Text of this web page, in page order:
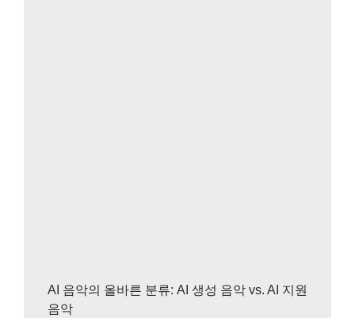
AI 음악의 올바른 분류: AI 생성 음악 vs. AI 지원
음악